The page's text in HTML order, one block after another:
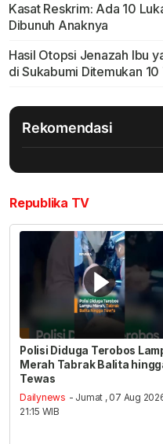
Kasat Reskrim: Ada 10
Dibunuh Anaknya
Hasil Otopsi Jenazah Ibu
di Sukabumi Ditemukan 10
Rekomendasi
Republika TV
Polisi Diduga Terobos
Merah Tabrak Balita
Tewas
Dailynews - Jumat , 07 Aug
21:15 WIB